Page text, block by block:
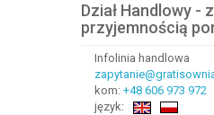
Dział Handlowy - z
przyjemnością
Infolinia handlowa
kom: +48 606 973 972
język: